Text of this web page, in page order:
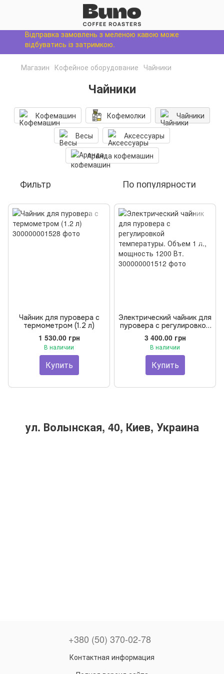
Відправка замовлень з меленою кавою може
відбуватись із затримкою.
Магазин Кофейное оборудование Чайники
Чайники
Кофемашин Кофемолки
Чайники
Весы
Аксессуары
Аренда кофемашин
Фильтр По популярности
Чайник для пуровера с
термометром (1.2 л)
1 530.00 грн
В наличии
Купить
Электрический чайник для
пуровера с регулировкой
температуры. Объем 1 л.,
мощность 1200 Вт.
3 400.00 грн
В наличии
Купить
ул. Волынская, 40, Киев, Украина
+380 (50) 370-02-78
Контактная информация